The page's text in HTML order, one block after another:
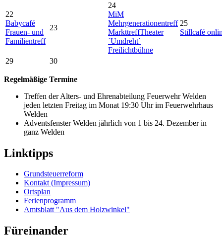
22
Babycafé
Frauen- und
Familientreff
23
24
MiM
Mehrgenerationentreff
MarkttreffTheater
´Umdreht´
Freilichtbühne
25
Stillcafé
29 30
Regelmäßige Termine
Treffen der Alters- und Ehrenabteilung Feuerwehr Welden
jeden letzten Freitag im Monat 19:30 Uhr im Feuerwehrhaus
Welden
Adventsfenster Welden jährlich von 1 bis 24. Dezember in
ganz Welden
Linktipps
Grundsteuerreform
Kontakt (Impressum)
Ortsplan
Ferienprogramm
Amtsblatt "Aus dem Holzwinkel"
Füreinander